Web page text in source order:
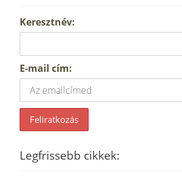
Keresztnév:
E-mail cím:
Legfrissebb cikkek: